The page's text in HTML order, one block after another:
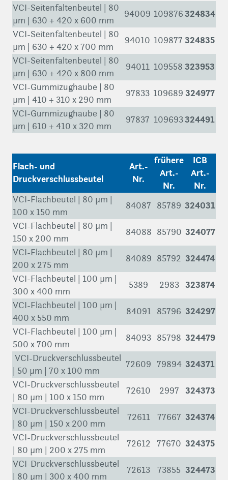
VCI-Seitenfaltenbeutel | 80
µm | 630 + 420 x 600 mm
94009 109876 324834
VCI-Seitenfaltenbeutel | 80
µm | 630 + 420 x 700 mm
94010 109877 324835
VCI-Seitenfaltenbeutel | 80
µm | 630 + 420 x 800 mm
94011 109558 323953
VCI-Gummizughaube | 80
µm | 410 + 310 x 290 mm
97833 109689 324977
VCI-Gummizughaube | 80
µm | 610 + 410 x 320 mm
97837 109693 324491
Flach- und
Druckverschlussbeutel
Art.-
Nr.
frühere
Art.-
Nr.
ICB
Art.-
Nr.
VCI-Flachbeutel | 80 µm |
100 x 150 mm
84087 85789 324031
VCI-Flachbeutel | 80 µm |
150 x 200 mm
84088 85790 324077
VCI-Flachbeutel | 80 µm |
200 x 275 mm
84089 85792 324474
VCI-Flachbeutel | 100 µm |
300 x 400 mm
5389 2983 323874
VCI-Flachbeutel | 100 µm |
400 x 550 mm
84091 85796 324297
VCI-Flachbeutel | 100 µm |
500 x 700 mm
84093 85798 324479
VCI-Druckverschlussbeutel
| 50 µm | 70 x 100 mm
72609 79894 324371
VCI-Druckverschlussbeutel
| 80 µm | 100 x 150 mm
72610 2997 324373
VCI-Druckverschlussbeutel
| 80 µm | 150 x 200 mm
72611 77667 324374
VCI-Druckverschlussbeutel
| 80 µm | 200 x 275 mm
72612 77670 324375
VCI-Druckverschlussbeutel
| 80 µm | 300 x 400 mm
72613 73855 324473